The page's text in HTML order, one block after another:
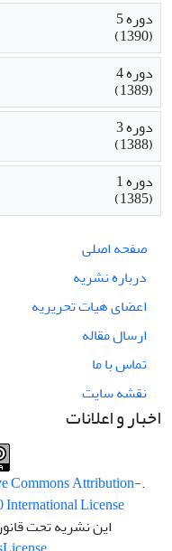
دوره 5
(1390)
دوره 4
(1389)
دوره 3
(1388)
دوره 1
(1385)
صفحه اصلی
درباره نشریه
اعضای هیات تحریریه
ارسال مقاله
تماس با ما
نقشه سایت
اخبار و اعلانات
.This work is licensed under a
Commons Attribution-
License
این نشریه تحت